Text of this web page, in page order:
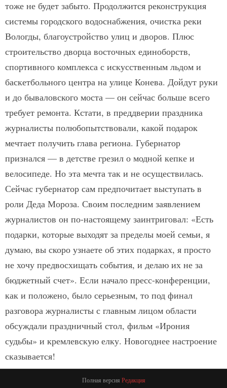
тоже не будет забыто. Продолжится реконструкция
системы городского водоснабжения, очистка реки
Вологды, благоустройство улиц и дворов. Плюс
строительство дворца восточных единоборств,
спортивного комплекса с искусственным льдом и
баскетбольного центра на улице Конева. Дойдут руки
и до бываловского моста — он сейчас больше всего
требует ремонта. Кстати, в преддверии праздника
журналисты полюбопытствовали, какой подарок
мечтает получить глава региона. Губернатор
признался — в детстве грезил о модной кепке и
велосипеде. Но эта мечта так и не осуществилась.
Сейчас губернатор сам предпочитает выступать в
роли Деда Мороза. Своим последним заявлением
журналистов он по-настоящему заинтриговал: «Есть
подарки, которые выходят за пределы моей семьи, я
думаю, вы скоро узнаете об этих подарках, я просто
не хочу предвосхищать события, и делаю их не за
бюджетный счет». Если начало пресс-конференции,
как и положено, было серьезным, то под финал
разговора журналисты с главным лицом области
обсуждали праздничный стол, фильм «Ирония
судьбы» и кремлевскую елку. Новогоднее настроение
сказывается!
Полная версия Редакция